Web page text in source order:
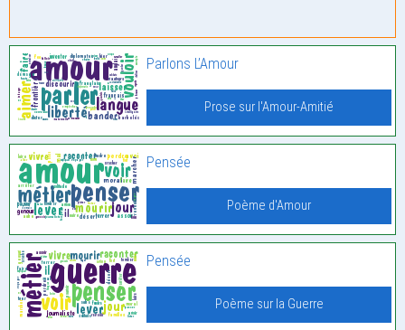
Parlons L’Amour
Prose sur l'Amour-Amitié
Pensée
Poème d'Amour
Pensée
Poème sur la Guerre